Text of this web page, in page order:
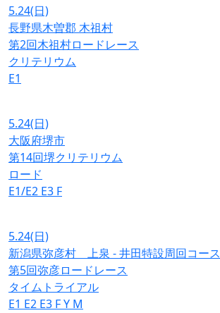
5.24(日)
長野県木曽郡 木祖村
第2回木祖村ロードレース
クリテリウム
E1
5.24(日)
大阪府堺市
第14回堺クリテリウム
ロード
E1/E2 E3 F
5.24(日)
新潟県弥彦村 上泉 - 井田特設周回コース
第5回弥彦ロードレース
タイムトライアル
E1 E2 E3 FY M